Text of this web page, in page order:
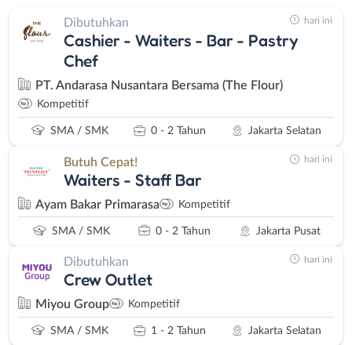
Dibutuhkan
Cashier - Waiters - Bar - Pastry
Chef
PT. Andarasa Nusantara Bersama (The Flour)
Kompetitif
SMA / SMK 0 - 2 Tahun Jakarta Selatan
hari ini
Butuh Cepat!
Waiters - Staff Bar
Ayam Bakar Primarasa Kompetitif
SMA / SMK 0 - 2 Tahun Jakarta Pusat
hari ini
Dibutuhkan
Crew Outlet
Miyou Group Kompetitif
SMA / SMK 1 - 2 Tahun Jakarta Selatan
hari ini